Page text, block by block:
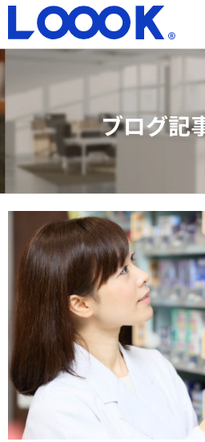
LOOOKと
活用イメージ
導入事例一
ブログ記事
よくあるご
お問い合わ
ブログ記